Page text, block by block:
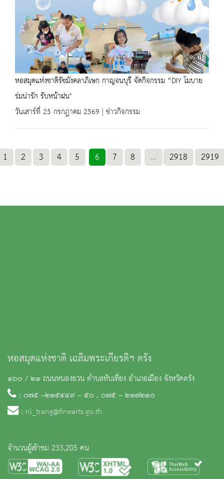
หอสมุดแห่งชาติรัชมังคลาภิเษก กาญจนบุรี จัดกิจกรรม “DIY โมบาย
ร่มน่ารัก รับหน้าฝน"
วันเสาร์ที่ 25 กรกฎาคม 2569 | ข่าวกิจกรรม
1 2 3 4 5 6 7 8 ... 2918 2919
หอสมุดแห่งชาติ เฉลิมพระเกียรติฯ ตรัง
๑๖๐ / ๒๑ ถนนหนองยวน ตำบลทับเที่ยง อำเภอเมือง จังหวัดตรัง
: ๐๗๕ –๒๑๕๔๔๙ – ๕๐ , ๐๗๕ – ๒๑๗๒๑๐
: nl_trang@finearts.go.th
จำนวนผู้เข้าชม 233,205 คน